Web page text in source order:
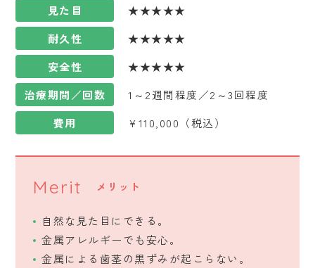
見た目
★★★★★
耐久性
★★★★★
安全性
★★★★★
治療期間／回数
1～2週間程度／2～3回程度
費用
¥110,000（税込）
Merit メリット
自然な見た目にできる。
金属アレルギーでも安心。
金属による歯茎の黒ずみが起こらない。